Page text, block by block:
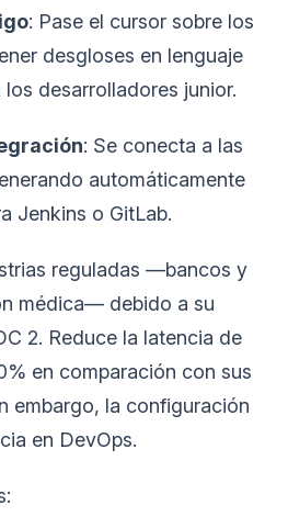
: Pase el cursor sobre los
desgloses en lenguaje
desarrolladores junior.
: Se conecta a las
automáticamente
Jenkins o GitLab.
reguladas —bancos y
médica— debido a su
2. Reduce la latencia de
en comparación con sus
embargo, la configuración
en DevOps.